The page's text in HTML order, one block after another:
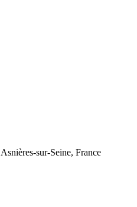
sur-Seine, France